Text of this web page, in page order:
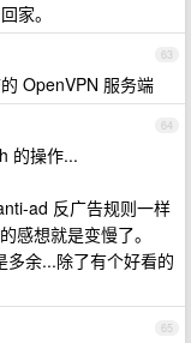
家。
63
OpenVPN 服务端
64
的操作...
ad 反广告规则一样
感想就是变慢了。
余...除了有个好看的
65